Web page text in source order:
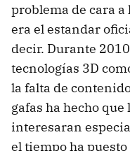
problema de cara a
era el estandar
decir. Durante
tecnologías 3D
la falta de
gafas ha hecho
interesaran
el tiempo ha